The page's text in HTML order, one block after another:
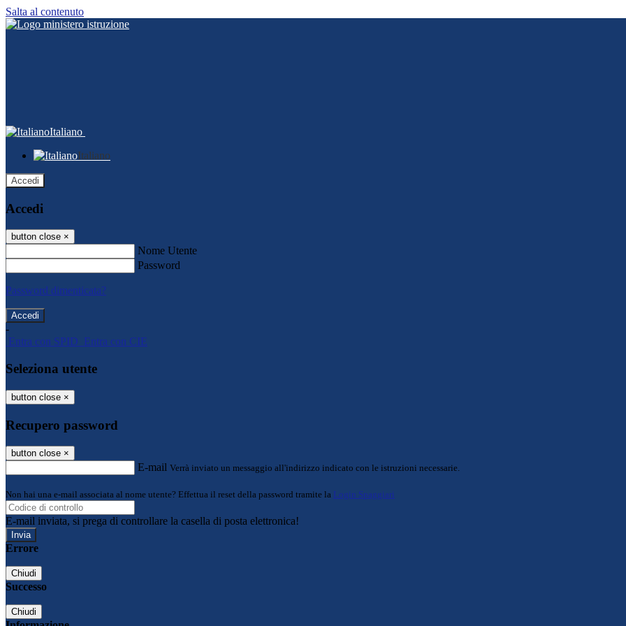
Salta al contenuto
Italiano
Italiano
Accedi
Accedi
button close ×
Nome Utente
Password
Password dimenticata?
-
Entra con SPID Entra con CIE
Seleziona utente
button close ×
Recupero password
button close ×
E-mail Verrà inviato un messaggio all'indirizzo indicato con le istruzioni necessarie.
Non hai una e-mail associata al nome utente? Effettua il reset della password tramite la Login Spaggiari
E-mail inviata, si prega di controllare la casella di posta elettronica!
Errore
Chiudi
Successo
Chiudi